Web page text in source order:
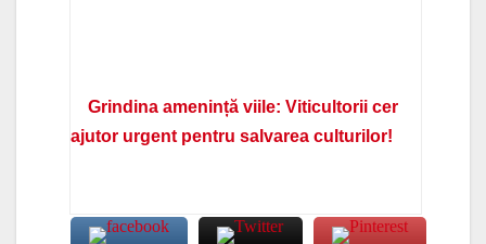
Grindina amenință viile: Viticultorii cer
ajutor urgent pentru salvarea culturilor!